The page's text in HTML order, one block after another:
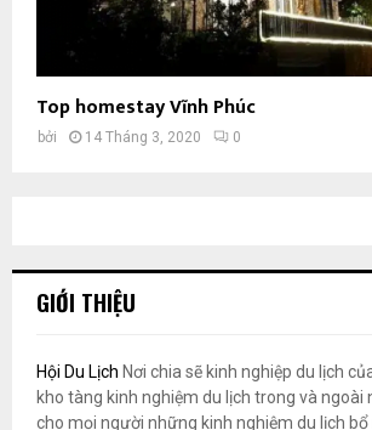
Top homestay Vĩnh Phúc
bởi 14 Tháng 3, 2020 0
GIỚI THIỆU
Hội Du Lịch Nơi chia sẽ kinh nghiệp du lịch
kho tàng kinh nghiệm du lịch trong và ngoài
cho mọi người những kinh nghiệm du lịch bổ